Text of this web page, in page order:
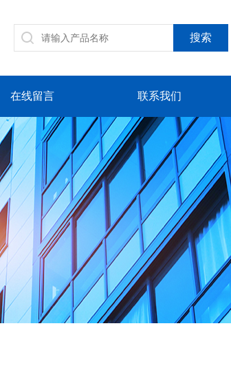
在线留言 联系我们